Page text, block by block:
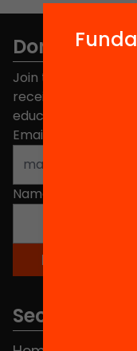
Don't miss
Join the more than
receive news
educational change
Email address
Name
Sections